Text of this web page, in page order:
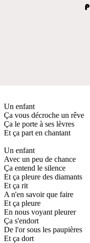
Un enfant
Ça vous décroche un rêve
Ça le porte à ses lèvres
Et ça part en chantant
Un enfant
Avec un peu de chance
Ça entend le silence
Et ça pleure des diamants
Et ça rit
A n'en savoir que faire
Et ça pleure
En nous voyant pleurer
Ça s'endort
De l'or sous les paupières
Et ça dort